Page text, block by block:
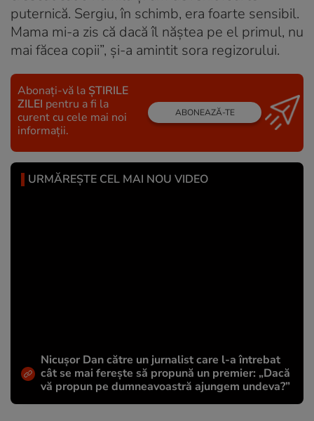
puternică. Sergiu, în schimb, era foarte sensibil.
Mama mi-a zis că dacă îl năştea pe el primul, nu
mai făcea copii”, şi-a amintit sora regizorului.
Abonați-vă la ȘTIRILE
ZILEI pentru a fi la
curent cu cele mai noi
informații.
ABONEAZĂ-TE
URMĂREȘTE CEL MAI NOU VIDEO
Nicușor Dan către un jurnalist care l-a întrebat
cât se mai ferește să propună un premier: „Dacă
vă propun pe dumneavoastră ajungem undeva?”